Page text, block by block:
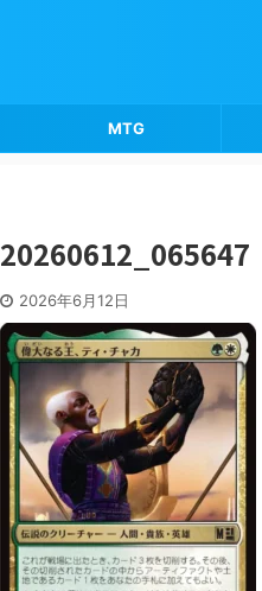
MTG
20260612_065647
2026年6月12日